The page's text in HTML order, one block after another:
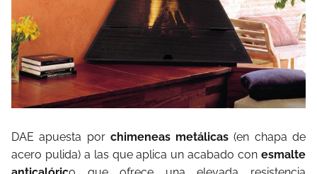
DAE apuesta por chimeneas metálicas (en chapa de
acero pulida) a las que aplica un acabado con esmalte